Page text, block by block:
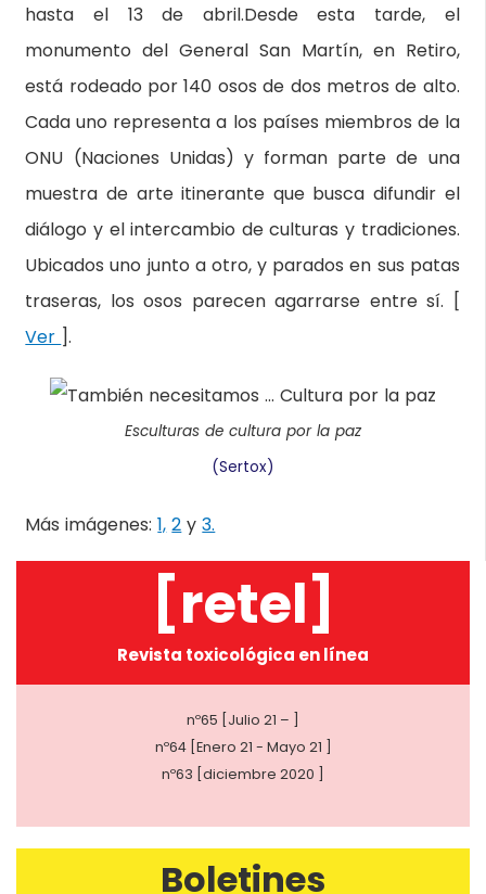
hasta el 13 de abril.Desde esta tarde, el
monumento del General San Martín, en Retiro,
está rodeado por 140 osos de dos metros de alto.
Cada uno representa a los países miembros de la
ONU (Naciones Unidas) y forman parte de una
muestra de arte itinerante que busca difundir el
diálogo y el intercambio de culturas y tradiciones.
Ubicados uno junto a otro, y parados en sus patas
traseras, los osos parecen agarrarse entre sí. [
Ver ].
Esculturas de cultura por la paz
(Sertox)
Más imágenes:1, 2 y3.
[retel]
Revista toxicológica en línea
nº65 [Julio 21 – ]
nº64 [Enero 21 - Mayo 21 ]
nº63 [diciembre 2020 ]
Boletines